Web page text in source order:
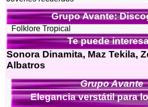
Grupo Avante:
Folklore Tropical
Te puede
Sonora Dinamita, Maz Tekila,
Albatros
Grupo Avante
Elegancia verstátil para